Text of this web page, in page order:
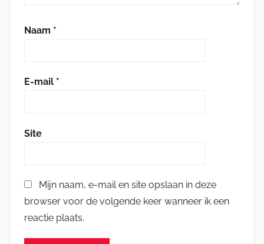
Naam *
E-mail *
Site
Mijn naam, e-mail en site opslaan in deze
browser voor de volgende keer wanneer ik een
reactie plaats.